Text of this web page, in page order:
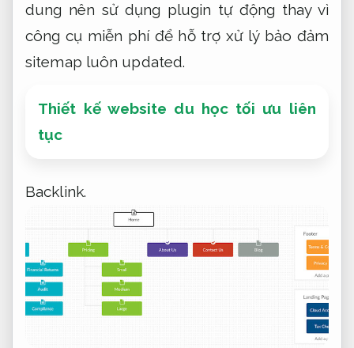
dung nên sử dụng plugin tự động thay vì
công cụ miễn phí để hỗ trợ xử lý bảo đảm
sitemap luôn updated.
Thiết kế website du học tối ưu liên
tục
Backlink.